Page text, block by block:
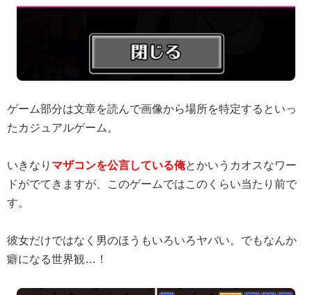
ゲーム部分は文章を読んで画像から場所を特定するといっ
たカジュアルゲーム。
いきなり マザコンを公言している俺とかいうカオスなワー
ドがでてきますが、このゲームではこのくらい当たり前で
す。
彼女だけではなく男のほうもいろいろヤバい。でもなんか
癖になる世界観…！